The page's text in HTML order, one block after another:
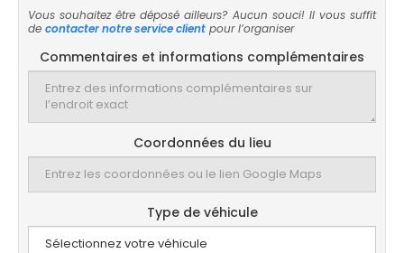
Vous souhaitez être déposé ailleurs? Aucun souci! Il vous suffit
de contacter notre service client pour l’organiser
Commentaires et informations complémentaires
Coordonnées du lieu
Type de véhicule